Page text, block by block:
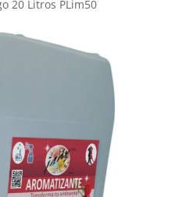
20 Litros PLim50